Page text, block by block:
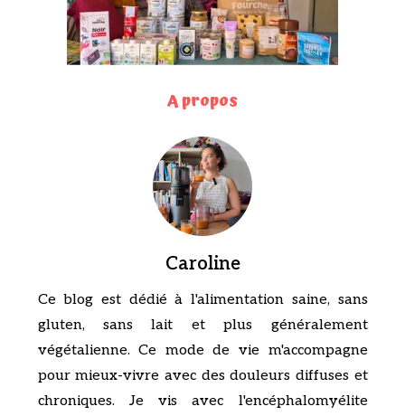
A propos
Caroline
Ce blog est dédié à l'alimentation saine, sans
gluten, sans lait et plus généralement
végétalienne. Ce mode de vie m'accompagne
pour mieux-vivre avec des douleurs diffuses et
chroniques. Je vis avec l'encéphalomyélite